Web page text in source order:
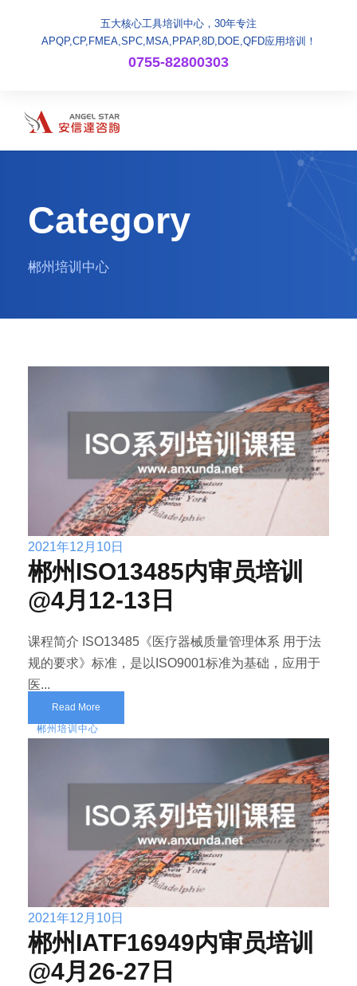
五大核心工具培训中心，30年专注
APQP,CP,FMEA,SPC,MSA,PPAP,8D,DOE,QFD应用培训！
0755-82800303
Category
郴州培训中心
2021年12月10日
郴州ISO13485内审员培训
@4月12-13日
课程简介 ISO13485《医疗器械质量管理体系 用于法
规的要求》标准，是以ISO9001标准为基础，应用于
医...
Read More
郴州培训中心
2021年12月10日
郴州IATF16949内审员培训
@4月26-27日